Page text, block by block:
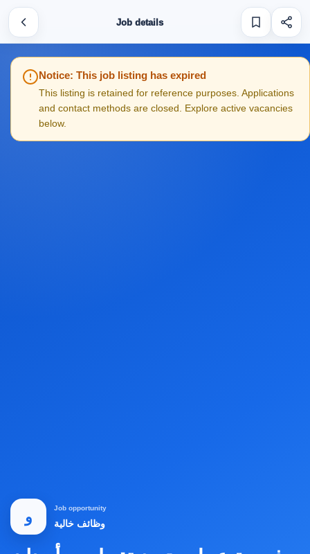
Job details
Notice: This job listing has expired
This listing is retained for reference purposes. Applications
and contact methods are closed. Explore active vacancies
below.
و
Job opportunity
وظائف خالية